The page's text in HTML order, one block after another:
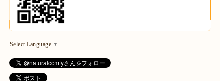
Select Language ▼